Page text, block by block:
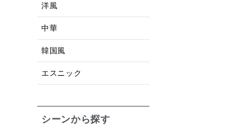
洋風
中華
韓国風
エスニック
シーンから探す